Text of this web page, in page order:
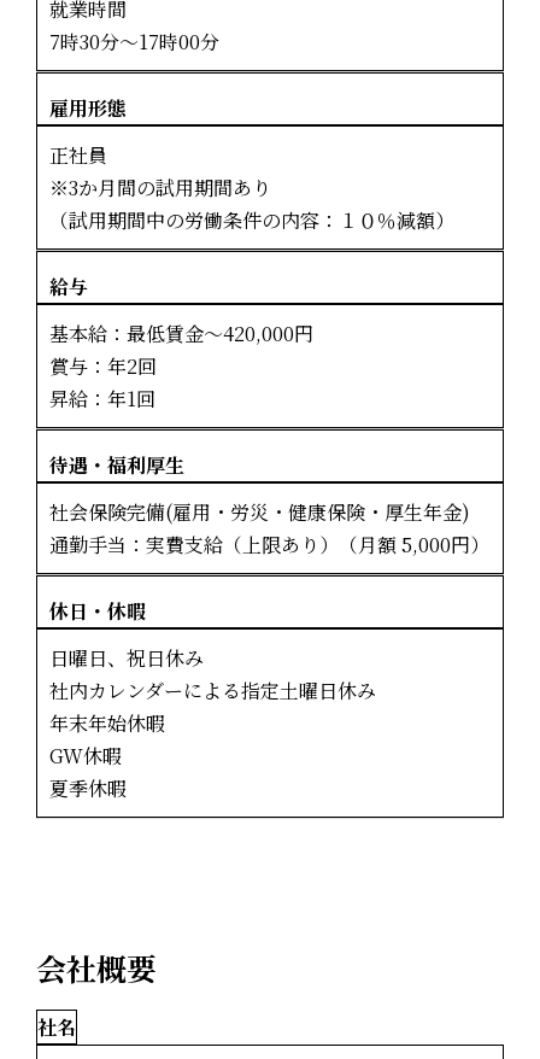
就業時間
7時30分〜17時00分
雇用形態
正社員
※3か月間の試用期間あり
（試用期間中の労働条件の内容：１０％減額）
給与
基本給：最低賃金〜420,000円
賞与：年2回
昇給：年1回
待遇・福利厚生
社会保険完備(雇用・労災・健康保険・厚生年金)
通勤手当：実費支給（上限あり）（月額 5,000円）
休日・休暇
日曜日、祝日休み
社内カレンダーによる指定土曜日休み
年末年始休暇
GW休暇
夏季休暇
会社概要
社名